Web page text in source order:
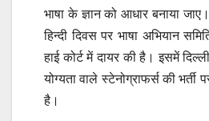
भाषा के ज्ञान को आधार बनाया
हिन्दी दिवस पर भाषा अभियान
हाई कोर्ट में दायर की है। इसमें
योग्यता वाले स्टेनोग्राफर्स की भर्ती
है।